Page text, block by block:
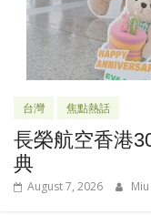
台灣 焦點熱話
長榮航空香港
典
August 7, 2026 Miu